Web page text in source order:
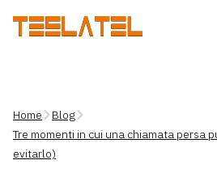
Home
Blog
Tre momenti in cui una chiamata persa
evitarlo)